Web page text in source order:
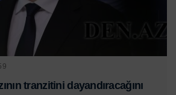
tranzitini dayandıracağını